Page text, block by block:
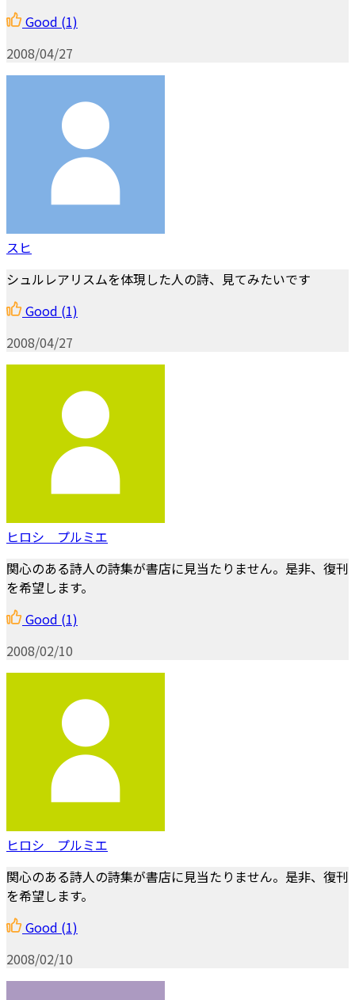
Good (1)
2008/04/27
スヒ
シュルレアリスムを体現した人の詩、見てみたいです
Good (1)
2008/04/27
ヒロシ プルミエ
関心のある詩人の詩集が書店に見当たりません。是非、復刊
を希望します。
Good (1)
2008/02/10
ヒロシ プルミエ
関心のある詩人の詩集が書店に見当たりません。是非、復刊
を希望します。
Good (1)
2008/02/10